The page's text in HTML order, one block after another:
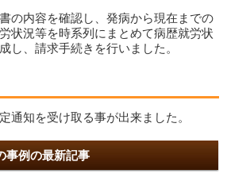
の内容を確認し、発病から現在までの
状況等を時系列にまとめて病歴就労状
し、請求手続きを行いました。
通知を受け取る事が出来ました。
事例の最新記事